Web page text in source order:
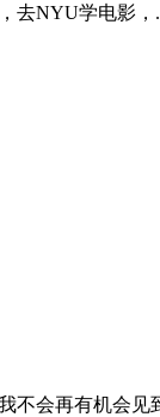
去NYU学电影，
不会再有机会见